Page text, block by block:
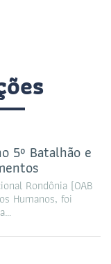
5º Batalhão e
Rondônia (OAB
Humanos, foi